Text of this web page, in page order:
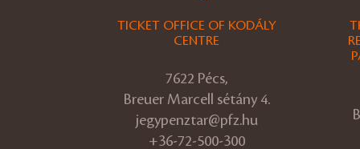
TICKET OFFICE OF KODÁLY
CENTRE
7622 Pécs,
Breuer Marcell sétány 4.
jegypenztar@pfz.hu
+36-72-500-300